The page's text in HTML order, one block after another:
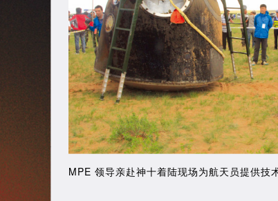
MPE 领导亲赴神十着陆现场为航天员提供技